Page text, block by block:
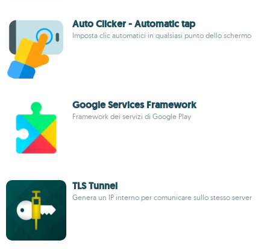
Auto Clicker - Automatic tap
Imposta clic automatici in qualsiasi punto dello schermo
Google Services Framework
Framework dei servizi di Google Play
TLS Tunnel
Genera un IP interno per comunicare sullo stesso server